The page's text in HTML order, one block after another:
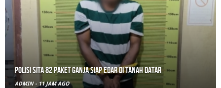
RPL Prodi HTN UIN Mahmud Yunus Batusangkar Diminati Polri, TNI,
hingga Wali Nagari
ADMIN - 1 HARI AGO